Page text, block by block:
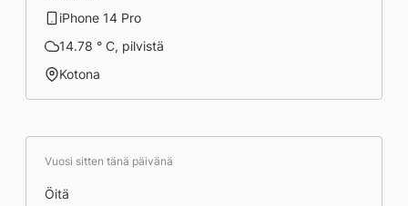
iPhone 14 Pro
14.78 ° C, pilvistä
Kotona
Vuosi sitten tänä päivänä
Öitä